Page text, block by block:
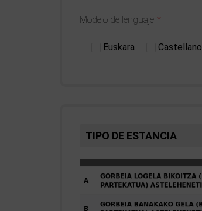
Modelo de lenguaje
Euskara Castellano
TIPO DE ESTANCIA